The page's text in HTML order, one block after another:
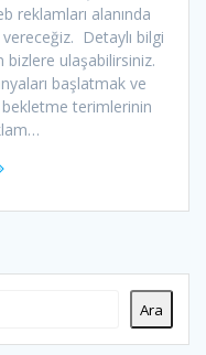
reklamları alanında
Detaylı bilgi
ulaşabilirsiniz.
başlatmak ve
terimlerinin
Ara